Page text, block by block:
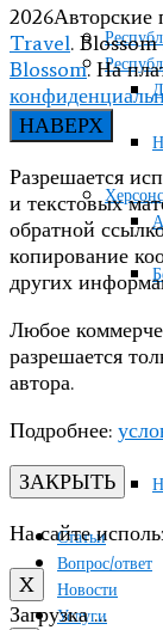
Статьи
Вопрос/ответ
Новости
Услуги
2026Авторские
Travel. Blossom
Blossom. На
НАВЕРХ
Разрешается
и текстовых
обратной
копирование
других
Любое
разрешается
автора.
Подробнее:
ЗАКРЫТЬ
На сайте
X
Загрузка …